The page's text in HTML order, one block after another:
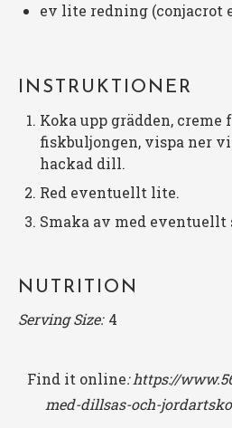
ev lite redning (conjacrot
INSTRUKTIONER
Koka upp grädden, creme
fiskbuljongen, vispa ner
hackad dill.
Red eventuellt lite.
Smaka av med eventuellt
NUTRITION
Serving Size: 4
Find it online:https://
med-dillsas-och-